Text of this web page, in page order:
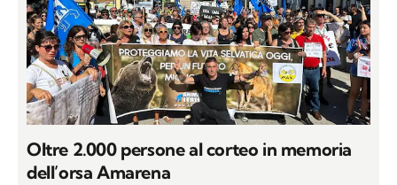
Oltre 2.000 persone al corteo in memoria
dell’orsa Amarena